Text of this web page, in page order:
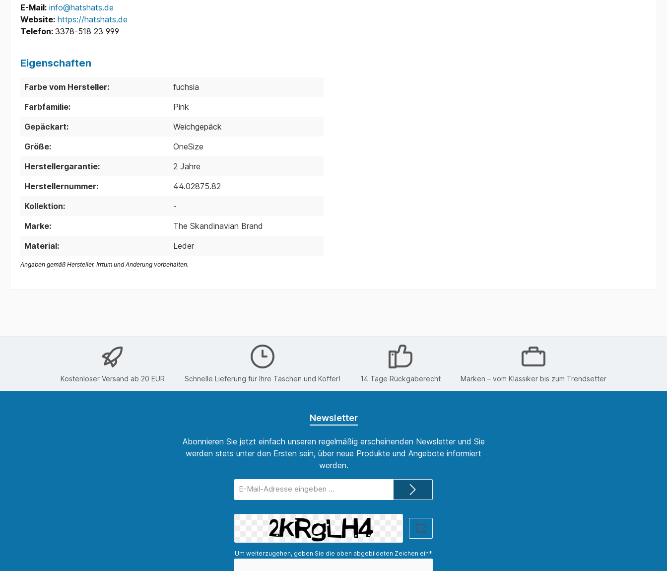
E-Mail: info@hatshats.de
Website: https://hatshats.de
Telefon: 3378-518 23 999
Eigenschaften
Farbe vom Hersteller:
fuchsia
Farbfamilie:
Pink
Gepäckart:
Weichgepäck
Größe:
OneSize
Herstellergarantie:
2 Jahre
Herstellernummer:
44.02875.82
Kollektion:
-
Marke:
The Skandinavian Brand
Material:
Leder
Angaben gemäß Hersteller. Irrtum und Änderung vorbehalten.
Kostenloser Versand ab 20 EUR Schnelle Lieferung für Ihre Taschen und Koffer! 14 Tage Rückgaberecht Marken – vom Klassiker bis zum Trendsetter
Newsletter
Abonnieren Sie jetzt einfach unseren regelmäßig erscheinenden Newsletter und Sie
werden stets unter den Ersten sein, über neue Produkte und Angebote informiert
werden.
Mail-
Adresse*
Um weiterzugehen, geben Sie die oben abgebildeten Zeichen ein*